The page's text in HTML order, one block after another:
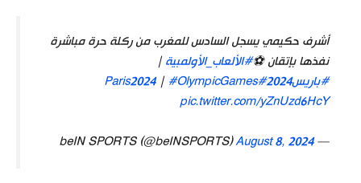
أشرف حكيمي يسجل السادس للمغرب من ركلة حرة مباشرة
نفذها بإتقان ⚽️#الألعاب_الأولمبية|
#باريس2024
#Paris2024
| #OlympicGames
pic.twitter.com/yZnUzd6HcY
— beIN SPORTS (@beINSPORTS)
August 8, 2024